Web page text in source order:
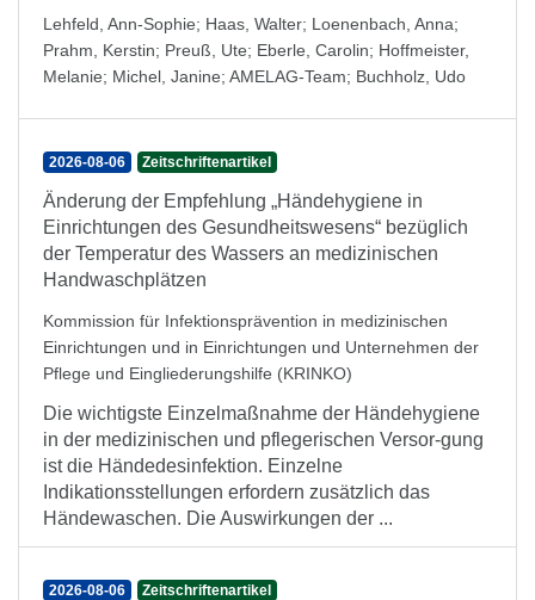
Lehfeld, Ann-Sophie; Haas, Walter; Loenenbach, Anna;
Prahm, Kerstin; Preuß, Ute; Eberle, Carolin; Hoffmeister,
Melanie; Michel, Janine; AMELAG-Team; Buchholz, Udo
2026-08-06 Zeitschriftenartikel
Änderung der Empfehlung „Händehygiene in
Einrichtungen des Gesundheitswesens“ bezüglich
der Temperatur des Wassers an medizinischen
Handwaschplätzen
Kommission für Infektionsprävention in medizinischen
Einrichtungen und in Einrichtungen und Unternehmen der
Pflege und Eingliederungshilfe (KRINKO)
Die wichtigste Einzelmaßnahme der Händehygiene
in der medizinischen und pflegerischen Versor-gung
ist die Händedesinfektion. Einzelne
Indikationsstellungen erfordern zusätzlich das
Händewaschen. Die Auswirkungen der ...
2026-08-06 Zeitschriftenartikel